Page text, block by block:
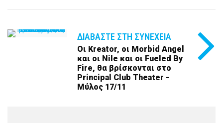
ΔΙΑΒΆΣΤΕ ΣΤΗ ΣΥΝΈΧΕΙΑ
Οι Kreator, οι Morbid Angel
και οι Nile και οι Fueled By
Fire, θα βρίσκονται στο
Principal Club Theater -
Μύλος 17/11